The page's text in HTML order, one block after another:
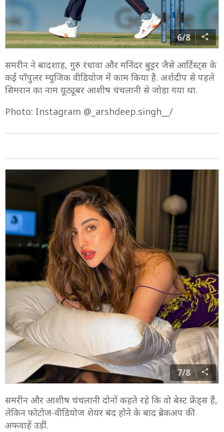
6/8
समरीन ने बादशाह, गुरु रंधावा और मनिंदर बुट्टर जैसे आर्टिस्ट्स के
कई पॉपुलर म्यूजिक वीडियोज में काम किया है. अर्शदीप से पहले
सिमरान का नाम यूट्यूबर आशीष चंचलानी से जोड़ा गया था.
Photo: Instagram @_arshdeep.singh__/
7/8
समरीन और आशीष चंचलानी दोनों कहते रहे कि वो बेस्ट फ्रेंड्स हैं,
लेकिन फोटोज-वीडियोज शेयर बंद होने के बाद ब्रेकअप की
अफवाहें उड़ीं.